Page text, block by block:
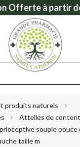
Offerte à partir
produits naturels
Attelles de
souple pouce
taille m